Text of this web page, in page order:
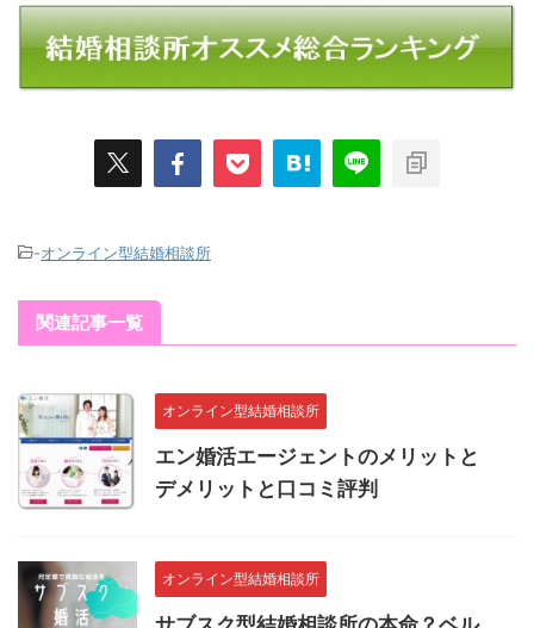
-オンライン型結婚相談所
関連記事一覧
オンライン型結婚相談所
エン婚活エージェントのメリットと
デメリットと口コミ評判
オンライン型結婚相談所